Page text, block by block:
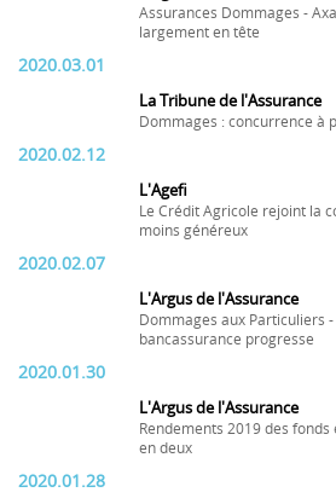
Assurances Dommages -
largement en tête
2020.03.01
La Tribune de l'Assurance
Dommages : concurrence à
2020.02.12
L'Agefi
Le Crédit Agricole rejoint la
moins généreux
2020.02.07
L'Argus de l'Assurance
Dommages aux Particuliers
bancassurance progresse
2020.01.30
L'Argus de l'Assurance
Rendements 2019 des
en deux
2020.01.28